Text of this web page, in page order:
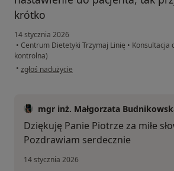
krótko
14 stycznia 2026
• Centrum Dietetyki Trzymaj Linię • Konsultacja
kontrolna)
• w opinii użytkownika Piotr
zgłoś nadużycie
mgr inż. Małgorzata
Dziękuję Panie Piotrze za miłe
Pozdrawiam serdecznie
14 stycznia 2026